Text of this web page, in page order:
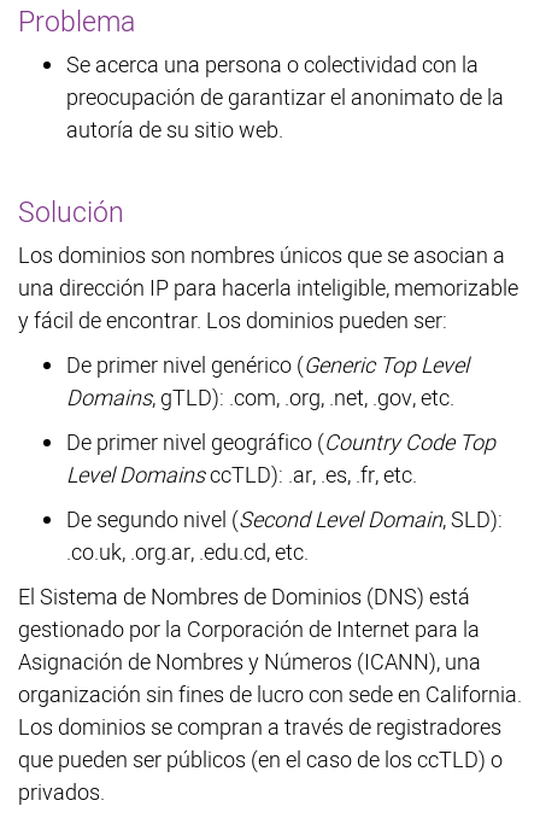
Problema
Se acerca una persona o colectividad con la
preocupación de garantizar el anonimato de la
autoría de su sitio web.
Solución
Los dominios son nombres únicos que se asocian a
una dirección IP para hacerla inteligible, memorizable
y fácil de encontrar. Los dominios pueden ser:
De primer nivel genérico (Generic Top Level
Domains, gTLD): .com, .org, .net, .gov, etc.
De primer nivel geográfico (Country Code Top
Level DomainsccTLD): .ar, .es, .fr, etc.
De segundo nivel (Second Level Domain, SLD):
.co.uk, .org.ar, .edu.cd, etc.
El Sistema de Nombres de Dominios (DNS) está
gestionado por la Corporación de Internet para la
Asignación de Nombres y Números (ICANN), una
organización sin fines de lucro con sede en California.
Los dominios se compran a través de registradores
que pueden ser públicos (en el caso de los ccTLD) o
privados.